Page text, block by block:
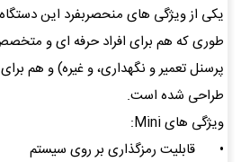
یکی از ویژگی های منحصربفرد این
طوری که هم برای افراد حرفه ای و
پرسنل تعمیر و نگهداری، و غیره) و هم برای
طراحی شده است.
ویژگی های Mini:
•
قابلیت رمزگذاری بر روی سیستم